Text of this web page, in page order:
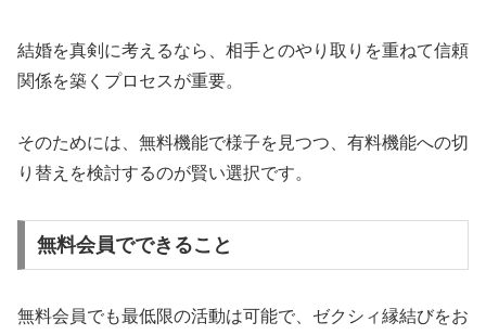
結婚を真剣に考えるなら、相手とのやり取りを重ねて信頼
関係を築くプロセスが重要。
そのためには、無料機能で様子を見つつ、有料機能への切
り替えを検討するのが賢い選択です。
無料会員でできること
無料会員でも最低限の活動は可能で、ゼクシィ縁結びをお